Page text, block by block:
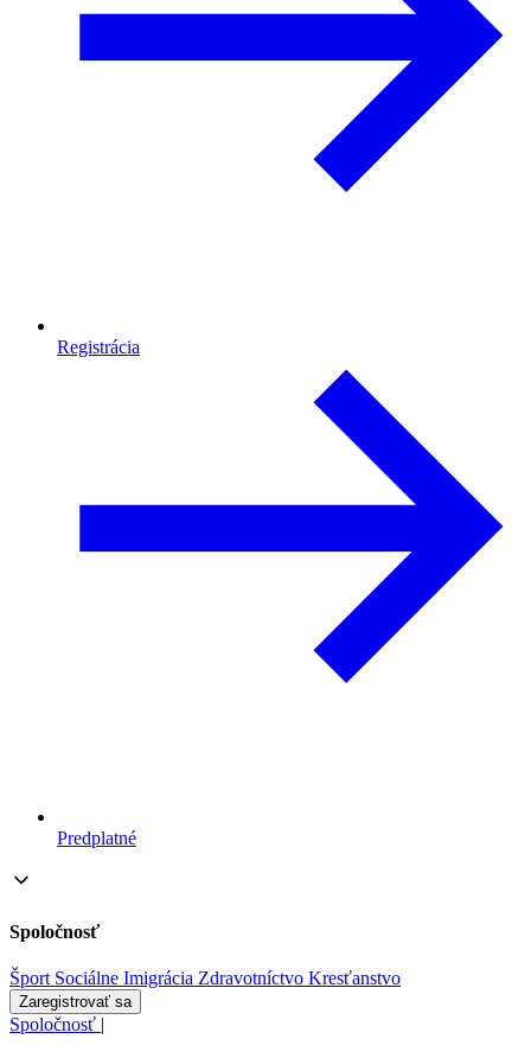
Registrácia
Predplatné
Spoločnosť
Šport Sociálne Imigrácia Zdravotníctvo Kresťanstvo
Zaregistrovať sa
Spoločnosť |